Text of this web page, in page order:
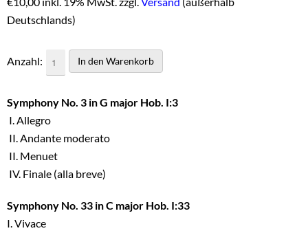
Deutschlands)
Anzahl:
Symphony No. 3 in G major Hob. I:3
I. Allegro
II. Andante moderato
II. Menuet
IV. Finale (alla breve)
Symphony No. 33 in C major Hob. I:33
I. Vivace